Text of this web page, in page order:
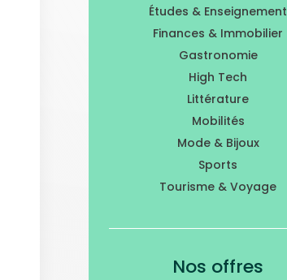
Études & Enseignement
Finances & Immobilier
Gastronomie
High Tech
Littérature
Mobilités
Mode & Bijoux
Sports
Tourisme & Voyage
Nos offres